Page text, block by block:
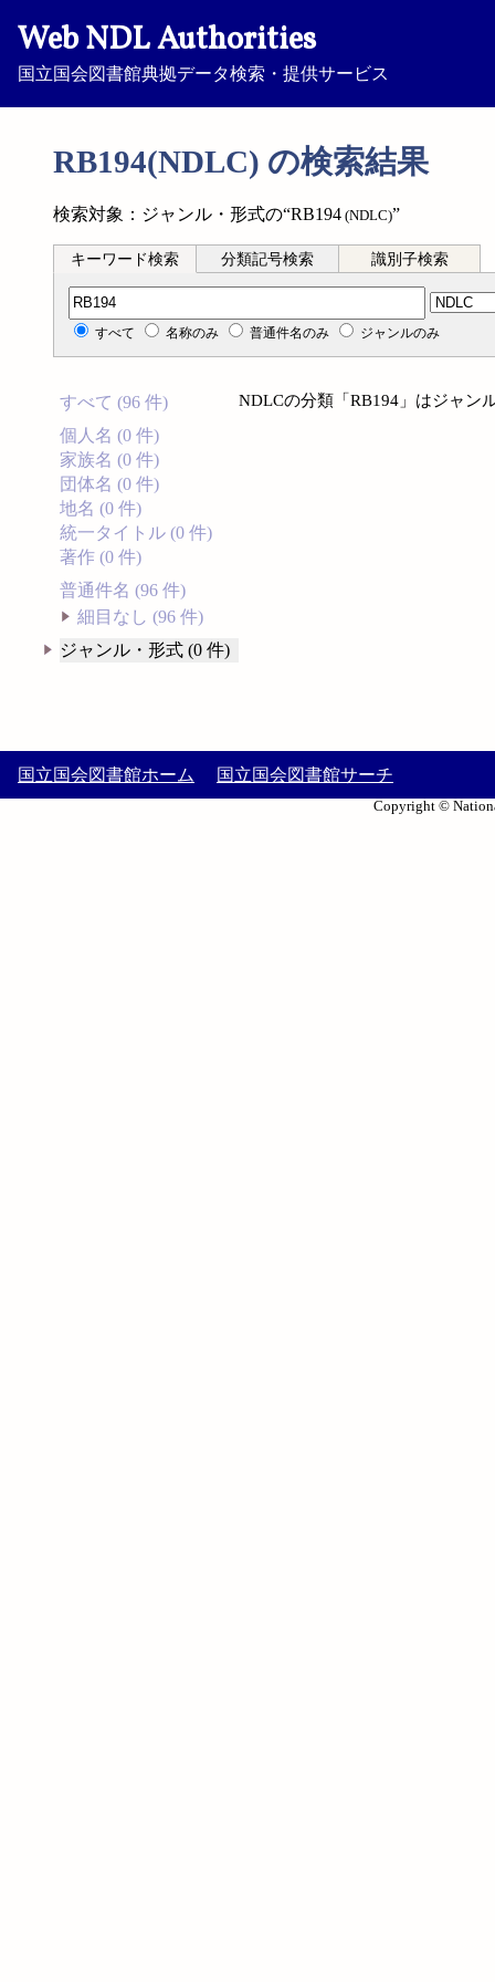
Web NDL Authorities
国立国会図書館典拠データ検索・提供サービス
RB194(NDLC) の検索結果
検索対象：ジャンル・形式の“RB194 (NDLC)”
キーワード検索 分類記号検索 識別子検索
分類記号検索
すべて 名称のみ 普通件名のみ ジャンルのみ
すべて (96 件)
個人名 (0 件)
家族名 (0 件)
団体名 (0 件)
地名 (0 件)
統一タイトル (0 件)
著作 (0 件)
普通件名 (96 件)
細目なし (96 件)
ジャンル・形式 (0 件)
NDLCの分類「RB194」はジャン
国立国会図書館ホーム 国立国会図書館サーチ
Copyright ©